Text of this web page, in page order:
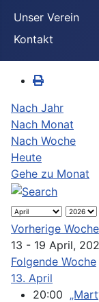
Unser Verein
Kontakt
Nach Jahr
Nach Monat
Nach Woche
Heute
Gehe zu Monat
Vorherige Woche
13 - 19 April,
Folgende Woche
13. April
20:00